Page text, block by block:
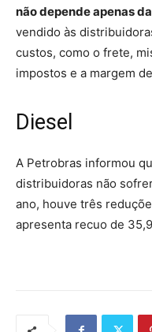
não depende apenas
vendido às
custos, como o frete,
impostos e a margem
Diesel
A Petrobras informou
distribuidoras não
ano, houve três
apresenta recuo de